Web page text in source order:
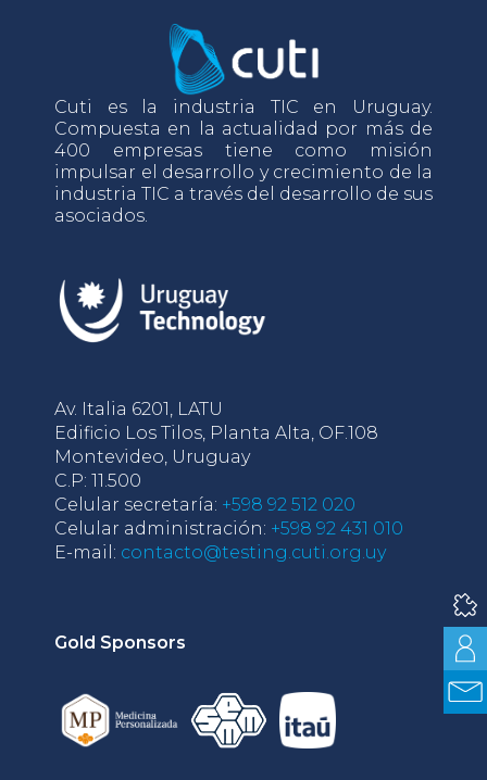
Cuti es la industria TIC en Uruguay.
Compuesta en la actualidad por más de
400 empresas tiene como misión
impulsar el desarrollo y crecimiento de la
industria TIC a través del desarrollo de sus
asociados.
Av. Italia 6201, LATU
Edificio Los Tilos, Planta Alta, OF.108
Montevideo, Uruguay
C.P: 11.500
Celular secretaría: +598 92 512 020
Celular administración: +598 92 431 010
E-mail: contacto@testing.cuti.org.uy
Gold Sponsors